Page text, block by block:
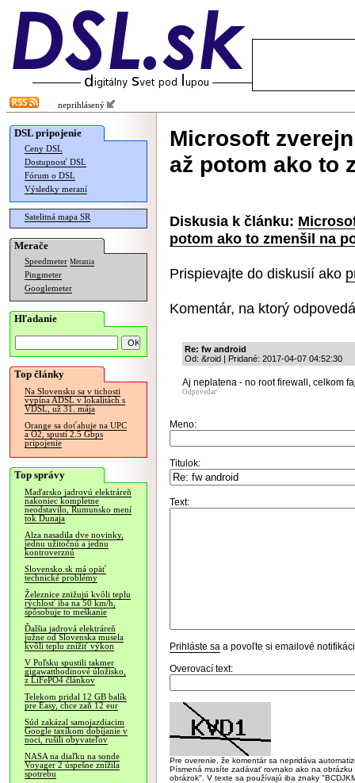
neprihlásený
DSL pripojenie
Ceny DSL
Dostupnosť DSL
Fórum o DSL
Výsledky meraní
Satelitná mapa SR
Merače
Speedmeter Merania
Pingmeter
Googlemeter
Hľadanie
Top články
Na Slovensku sa v tichosti
vypína ADSL v lokalitách s
VDSL, už 31. mája
Orange sa doťahuje na UPC
a O2, spustí 2.5 Gbps
pripojenie
Top správy
Maďarsko jadrovú elektráreň
nakoniec kompletne
neodstavilo, Rumunsko mení
tok Dunaja
Alza nasadila dve novinky,
jednu užitočnú a jednu
kontroverznú
Slovensko.sk má opäť
technické problémy
Železnice znižujú kvôli teplu
rýchlosť iba na 50 km/h,
spôsobuje to meškanie
Ďalšia jadrová elektráreň
južne od Slovenska musela
kvôli teplu znížiť výkon
V Poľsku spustili takmer
gigawatthodinové úložisko,
z LiFePO4 článkov
Telekom pridal 12 GB balík
pre Easy, chce zaň 12 eur
Súd zakázal samojazdiacim
Google taxíkom dobíjanie v
noci, rušili obyvateľov
NASA na diaľku na sonde
Voyager 2 úspešne znížila
spotrebu
Microsoft
až potom ako to
Diskusia k článku:
potom ako to zmenšil na
Prispievajte do diskusií ako
Komentár, na ktorý
Re: fw android
Od: &roid | Pridané: 2017-04-07 04:52:30
Aj neplatena - no root firewall, celkom
Odpovedať
Meno:
Titulok:
Text:
Prihláste sa a povoľte si emailové
Overovací text:
Pre overenie, že komentár sa nepridáva
Písmená musíte zadávať rovnako ako na
obrázok". V texte sa používajú iba znaky